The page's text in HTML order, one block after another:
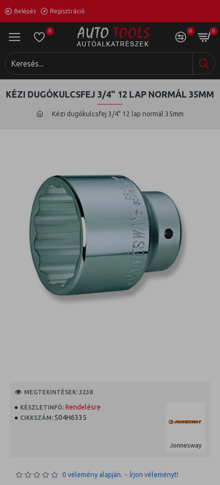
Belépés Regisztráció
0 0 0
Kézi dugókulcsfej 3/4" 12 lap normál 35mm
KÉZI DUGÓKULCSFEJ 3/4" 12 LAP NORMÁL 35MM
KÉSZLETINFÓ: Rendelésre
CIKKSZÁM: S04H6335
Jonnesway
MEGTEKINTÉSEK: 3238
0 vélemény alapján. - Írjon véleményt!